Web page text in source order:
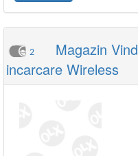
2
Magazin
incarcare Wireless